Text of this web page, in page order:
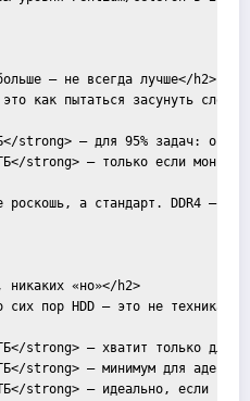
— не всегда лучше</h2>
как пытаться засунуть
strong> — для 95% задач: от
strong> — только если
роскошь, а стандарт. DDR4 —
никаких «но»</h2>
сих пор HDD — это не техника,
strong> — хватит только для
strong> — минимум для
strong> — идеально, если